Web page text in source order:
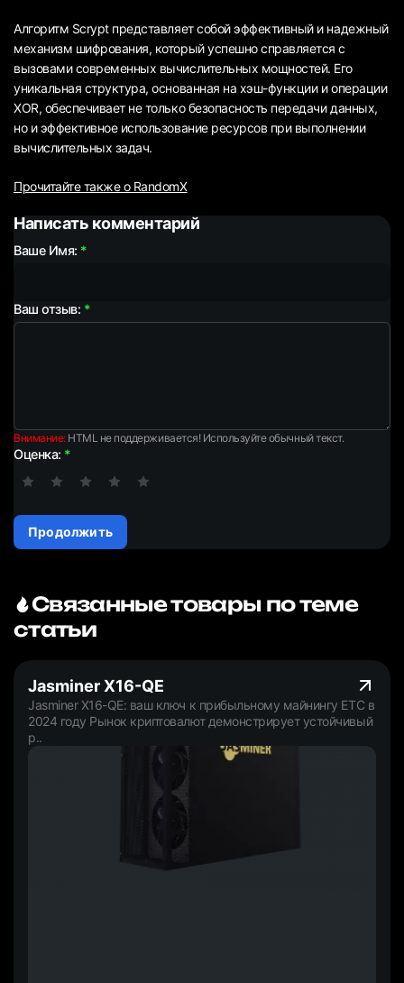
Алгоритм Scrypt представляет собой эффективный и надежный
механизм шифрования, который успешно справляется с
вызовами современных вычислительных мощностей. Его
уникальная структура, основанная на хэш-функции и операции
XOR, обеспечивает не только безопасность передачи данных,
но и эффективное использование ресурсов при выполнении
вычислительных задач.
Прочитайте также о RandomX
Написать комментарий
Ваше Имя:
Ваш отзыв:
Внимание:HTML не поддерживается! Используйте обычный текст.
Оценка:
Продолжить
Связанные товары по теме
статьи
Jasminer X16-QE
Jasminer X16-QE: ваш ключ к прибыльному майнингу ETC в
2024 году Рынок криптовалют демонстрирует устойчивый
р..